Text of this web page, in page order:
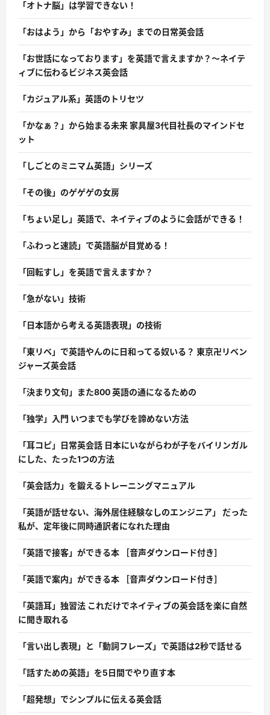
「オトナ脳」は学習できない！
「おはよう」から「おやすみ」までの日常英会話
「お世話になっております」を英語で言えますか？〜ネイテ
ィブに伝わるビジネス英会話
「カジュアル系」英語のトリセツ
「かなぁ？」から始まる未来 家具屋3代目社長のマインドセ
ット
「しごとのミニマム英語」シリーズ
「その後」のゲゲゲの女房
「ちょい足し」英語で、ネイティブのように会話ができる！
「ふわっと速読」で英語脳が目覚める！
「回転すし」を英語で言えますか？
「急がない」技術
「日本語から考える英語表現」の技術
「東リベ」で英語やんのに日和ってる奴いる？ 東京卍リベン
ジャーズ英会話
「決まり文句」また800 英語の通になるための
「独学」入門 いつまでも学びを諦めない方法
「耳コピ」日常英会話 日本にいながらわが子をバイリンガル
にした、たった1つの方法
「英会話力」を鍛えるトレーニングマニュアル
「英語が話せない、海外居住経験なしのエンジニア」 だった
私が、定年後に同時通訳者になれた理由
「英語で接客」ができる本 ［音声ダウンロード付き］
「英語で案内」ができる本 ［音声ダウンロード付き］
「英語耳」独習法 これだけでネイティブの英会話を楽に自然
に聞き取れる
「言い出し表現」と「動詞フレーズ」で英語は2秒で話せる
「話すための英語」を5日間でやり直す本
「超発想」でシンプルに伝える英会話